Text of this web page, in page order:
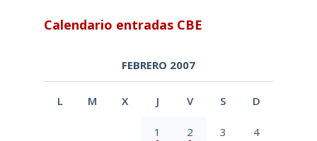
Calendario entradas CBE
FEBRERO 2007
L M X J V S D
1 2 3 4